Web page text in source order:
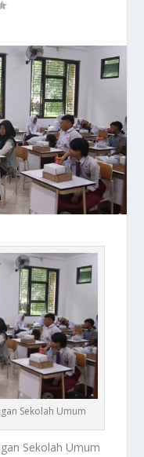
Sekolah Umum
Sekolah Umum